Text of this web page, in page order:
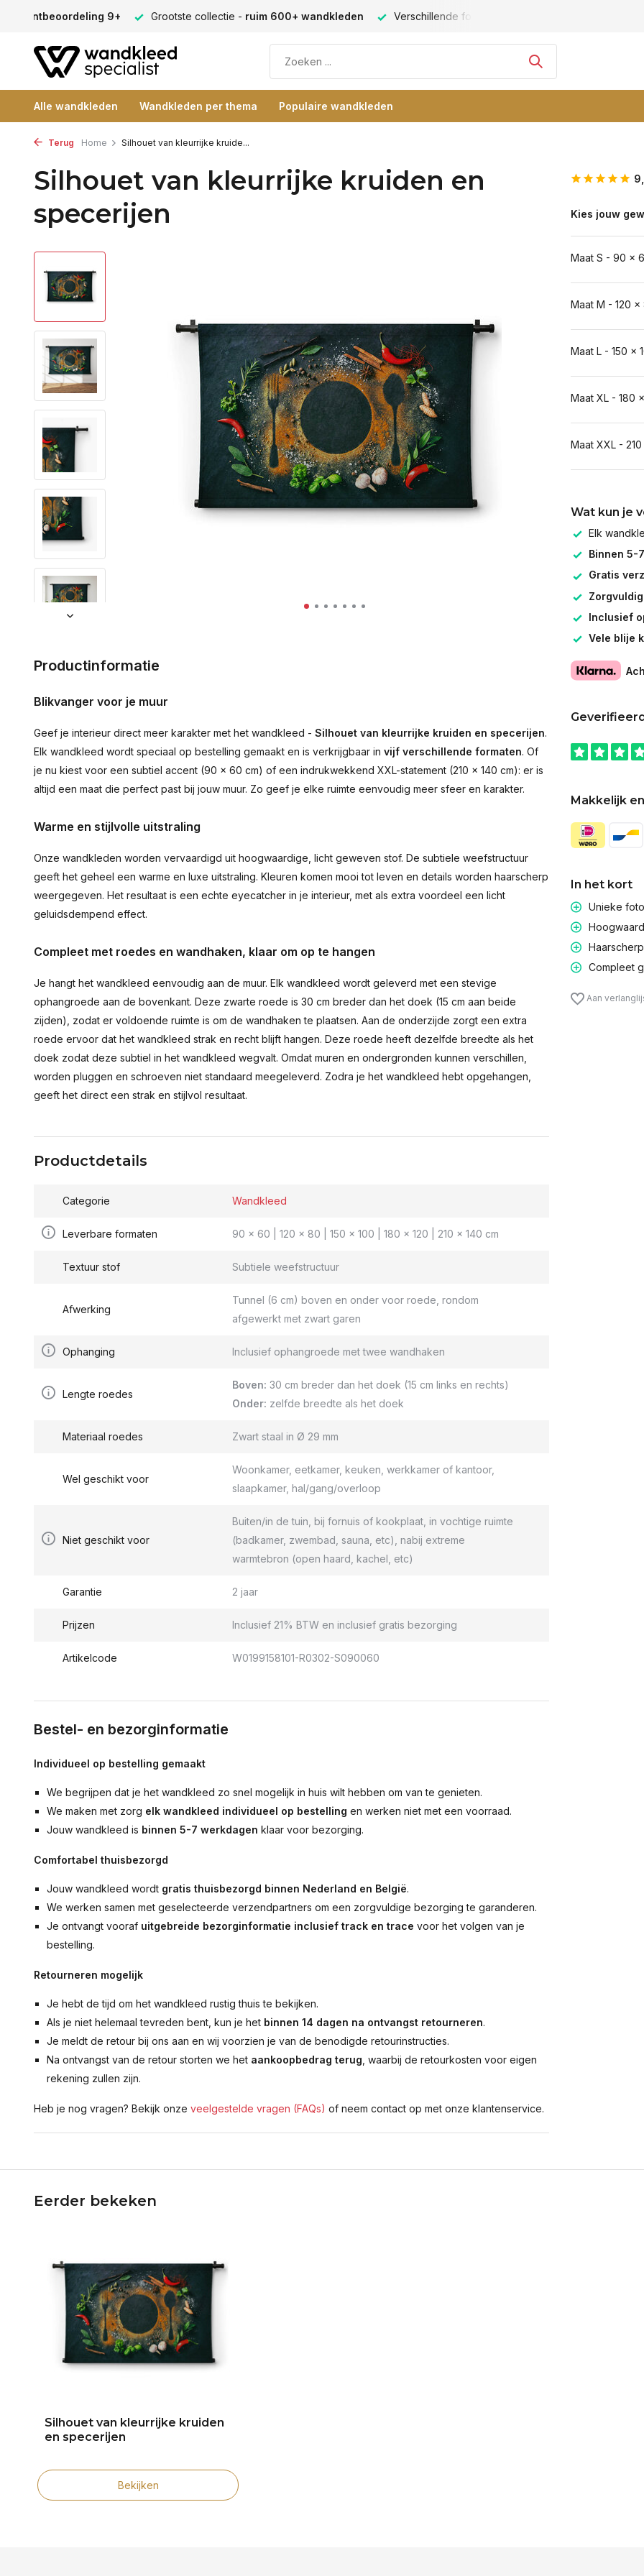
klantbeoordeling 9+ Grootste collectie - ruim 600+ wandkleden Verschillende formaten -
Alle wandkleden Wandkleden per thema Populaire wandkleden
Terug Home Silhouet van kleurrijke kruide...
Silhouet van kleurrijke kruiden en
specerijen
Productinformatie
Blikvanger voor je muur
Geef je interieur direct meer karakter met het wandkleed - Silhouet van kleurrijke kruiden en specerijen.
Elk wandkleed wordt speciaal op bestelling gemaakt en is verkrijgbaar in vijf verschillende formaten. Of
je nu kiest voor een subtiel accent (90 × 60 cm) of een indrukwekkend XXL-statement (210 × 140 cm): er is
altijd een maat die perfect past bij jouw muur. Zo geef je elke ruimte eenvoudig meer sfeer en karakter.
Warme en stijlvolle uitstraling
Onze wandkleden worden vervaardigd uit hoogwaardige, licht geweven stof. De subtiele weefstructuur
geeft het geheel een warme en luxe uitstraling. Kleuren komen mooi tot leven en details worden haarscherp
weergegeven. Het resultaat is een echte eyecatcher in je interieur, met als extra voordeel een licht
geluidsdempend effect.
Compleet met roedes en wandhaken, klaar om op te hangen
Je hangt het wandkleed eenvoudig aan de muur. Elk wandkleed wordt geleverd met een stevige
ophangroede aan de bovenkant. Deze zwarte roede is 30 cm breder dan het doek (15 cm aan beide
zijden), zodat er voldoende ruimte is om de wandhaken te plaatsen. Aan de onderzijde zorgt een extra
roede ervoor dat het wandkleed strak en recht blijft hangen. Deze roede heeft dezelfde breedte als het
doek zodat deze subtiel in het wandkleed wegvalt. Omdat muren en ondergronden kunnen verschillen,
worden pluggen en schroeven niet standaard meegeleverd. Zodra je het wandkleed hebt opgehangen,
geeft het direct een strak en stijlvol resultaat.
Productdetails
Categorie Wandkleed
Leverbare formaten 90 x 60 | 120 x 80 | 150 x 100 | 180 x 120 | 210 x 140 cm
Textuur stof Subtiele weefstructuur
Afwerking
Tunnel (6 cm) boven en onder voor roede, rondom
afgewerkt met zwart garen
Ophanging Inclusief ophangroede met twee wandhaken
Lengte roedes
Boven: 30 cm breder dan het doek (15 cm links en rechts)
Onder: zelfde breedte als het doek
Materiaal roedes Zwart staal in Ø 29 mm
Wel geschikt voor
Woonkamer, eetkamer, keuken, werkkamer of kantoor,
slaapkamer, hal/gang/overloop
Niet geschikt voor
Buiten/in de tuin, bij fornuis of kookplaat, in vochtige ruimte
(badkamer, zwembad, sauna, etc), nabij extreme
warmtebron (open haard, kachel, etc)
Garantie 2 jaar
Prijzen Inclusief 21% BTW en inclusief gratis bezorging
Artikelcode W0199158101-R0302-S090060
Bestel- en bezorginformatie
Individueel op bestelling gemaakt
We begrijpen dat je het wandkleed zo snel mogelijk in huis wilt hebben om van te genieten.
We maken met zorg elk wandkleed individueel op bestelling en werken niet met een voorraad.
Jouw wandkleed is binnen 5-7 werkdagen klaar voor bezorging.
Comfortabel thuisbezorgd
Jouw wandkleed wordt gratis thuisbezorgd binnen Nederland en België.
We werken samen met geselecteerde verzendpartners om een zorgvuldige bezorging te garanderen.
Je ontvangt vooraf uitgebreide bezorginformatie inclusief track en trace voor het volgen van je
bestelling.
Retourneren mogelijk
Je hebt de tijd om het wandkleed rustig thuis te bekijken.
Als je niet helemaal tevreden bent, kun je het binnen 14 dagen na ontvangst retourneren.
Je meldt de retour bij ons aan en wij voorzien je van de benodigde retourinstructies.
Na ontvangst van de retour storten we het aankoopbedrag terug , waarbij de retourkosten voor eigen
rekening zullen zijn.
Heb je nog vragen? Bekijk onze veelgestelde vragen (FAQs) of neem contact op met onze klantenservice.
Kies jouw
Maat S - 90 x
Maat M - 120 x
Maat L - 150 x
Maat XL - 180
Maat XXL -
Wat kun je
Elk
Binnen 5-
Gratis
Inclusief
Vele blije
Makkelijk
In het kort
Unieke
Compleet
Aan
Eerder bekeken
Silhouet van kleurrijke kruiden
en specerijen
Bekijken